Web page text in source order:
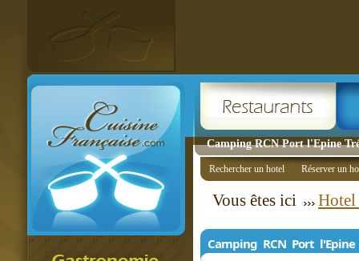
Camping RCN Port l'Epine
Rechercher un hotel Réserver un
Vous êtes ici Hotel
Camping RCN Port l'Epine